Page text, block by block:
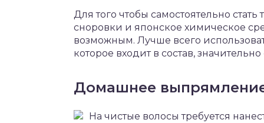
Для того чтобы самостоятельно
сноровки и японское химическое
возможным. Лучше всего
которое входит в состав,
Домашнее
На чистые волосы требуется